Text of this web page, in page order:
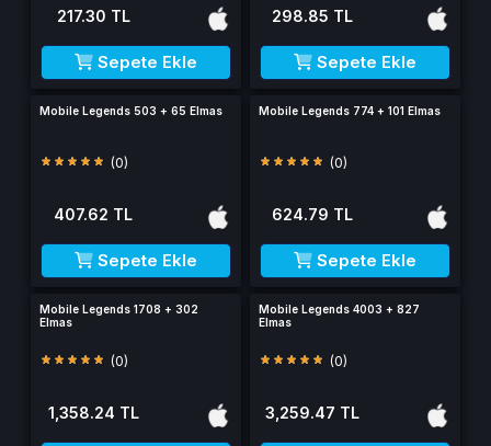
217.30 TL
Sepete Ekle
298.85 TL
Sepete Ekle
Mobile Legends 503 + 65 Elmas
(0)
407.62 TL
Sepete Ekle
Mobile Legends 774 + 101 Elmas
(0)
624.79 TL
Sepete Ekle
Mobile Legends 1708 + 302
Elmas
(0)
1,358.24 TL
Mobile Legends 4003 + 827
Elmas
(0)
3,259.47 TL